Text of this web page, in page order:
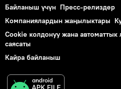
Байланыш үчүн Пресс-релиздер
Компаниялардын жаңылыктары
Cookie колдонуу жана автоматтык
саясаты
Кайра байланыш